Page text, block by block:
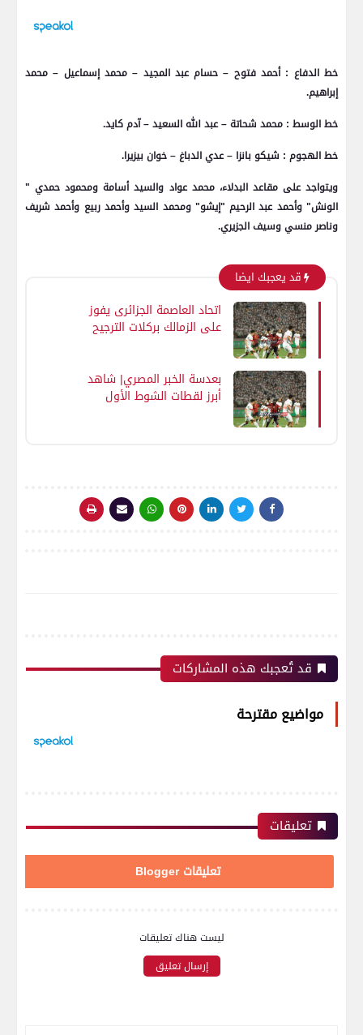
خط الدفاع : أحمد فتوح – حسام عبد المجيد – محمد إسماعيل – محمد
إبراهيم.
خط الوسط : محمد شحاتة – عبد الله السعيد – آدم كايد.
خط الهجوم : شيكو بانزا – عدي الدباغ – خوان بيزيرا.
ويتواجد على مقاعد البدلاء، محمد عواد والسيد أسامة ومحمود حمدي "
الونش" وأحمد عبد الرحيم "إيشو" ومحمد السيد وأحمد ربيع وأحمد شريف
وناصر منسي وسيف الجزيري.
قد يعجبك ايضا
اتحاد العاصمة الجزائرى يفوز
على الزمالك بركلات الترجيح
بعدسة الخبر المصري| شاهد
أبرز لقطات الشوط الأول
قد تُعجبك هذه المشاركات
مواضيع مقترحة
تعليقات
تعليقات Blogger
ليست هناك تعليقات
إرسال تعليق